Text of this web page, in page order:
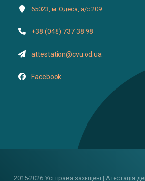
65023, м. Одеса, а/с 209
+38 (048) 737 38 98
attestation@cvu.od.ua
Facebook
2015-2026 Усі права захищені | Атестація